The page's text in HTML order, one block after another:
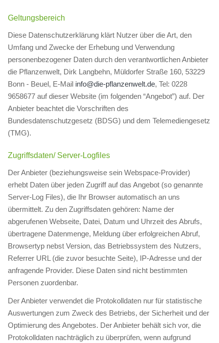
Geltungsbereich
Diese Datenschutzerklärung klärt Nutzer über die Art, den
Umfang und Zwecke der Erhebung und Verwendung
personenbezogener Daten durch den verantwortlichen Anbieter
die Pflanzenwelt, Dirk Langbehn, Müldorfer Straße 160, 53229
Bonn - Beuel, E-Mail info@die-pflanzenwelt.de, Tel: 0228
9658677 auf dieser Website (im folgenden “Angebot”) auf. Der
Anbieter beachtet die Vorschriften des
Bundesdatenschutzgesetz (BDSG) und dem Telemediengesetz
(TMG).
Zugriffsdaten/ Server-Logfiles
Der Anbieter (beziehungsweise sein Webspace-Provider)
erhebt Daten über jeden Zugriff auf das Angebot (so genannte
Server-Log Files), die Ihr Browser automatisch an uns
übermittelt. Zu den Zugriffsdaten gehören: Name der
abgerufenen Webseite, Datei, Datum und Uhrzeit des Abrufs,
übertragene Datenmenge, Meldung über erfolgreichen Abruf,
Browsertyp nebst Version, das Betriebssystem des Nutzers,
Referrer URL (die zuvor besuchte Seite), IP-Adresse und der
anfragende Provider. Diese Daten sind nicht bestimmten
Personen zuordenbar.
Der Anbieter verwendet die Protokolldaten nur für statistische
Auswertungen zum Zweck des Betriebs, der Sicherheit und der
Optimierung des Angebotes. Der Anbieter behält sich vor, die
Protokolldaten nachträglich zu überprüfen, wenn aufgrund